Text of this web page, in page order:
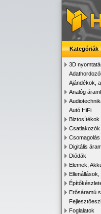
Kategóriák
3D
Ajándékok,
Analóg
Autó HiFi
Biztosítékok
Csatlakozók
Digitális
Diódák
Elemek,
Erősáramú
Foglalatok